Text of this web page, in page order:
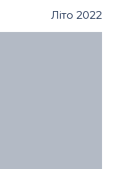
Літо 2022